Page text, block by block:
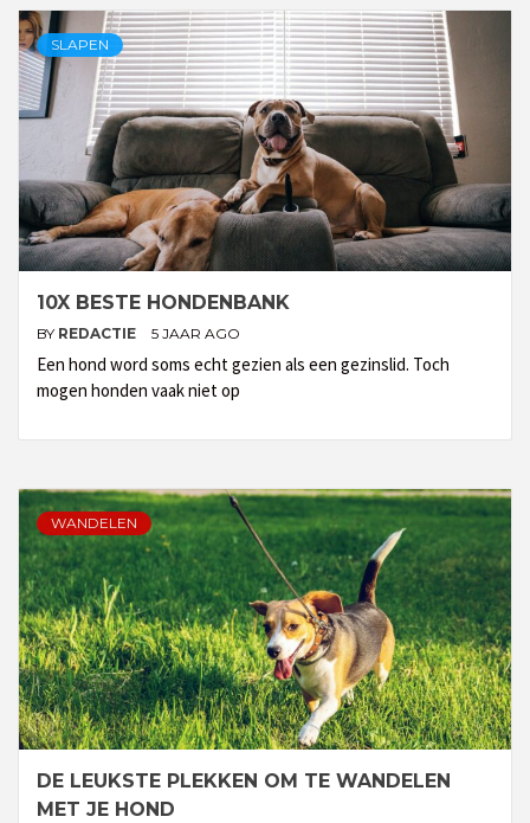
SLAPEN
10X BESTE HONDENBANK
BY REDACTIE 5 JAAR AGO
Een hond word soms echt gezien als een gezinslid. Toch
mogen honden vaak niet op
WANDELEN
DE LEUKSTE PLEKKEN OM TE WANDELEN
MET JE HOND